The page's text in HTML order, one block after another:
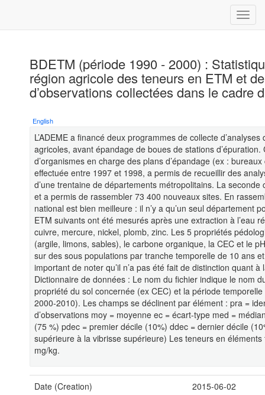
BDETM (période 1990 - 2000) :
région agricole des teneurs en ETM et
d’observations collectées dans le cadre
English
L’ADEME a financé deux programmes de collecte
agricoles, avant épandage de boues de stations
d’organismes en charge des plans d’épandage (ex :
effectuée entre 1997 et 1998, a permis de recueillir des
d’une trentaine de départements métropolitains. La
et a permis de rassembler 73 400 nouveaux sites. En
national est bien meilleure : il n’y a qu’un seul département
ETM suivants ont été mesurés après une extraction à l’eau
cuivre, mercure, nickel, plomb, zinc. Les 5 propriétés
(argile, limons, sables), le carbone organique, la CEC et le
sur des sous populations par tranche temporelle de 10 ans
important de noter qu’il n’a pas été fait de distinction quant
Dictionnaire de données : Le nom du fichier indique le nom
propriété du sol concernée (ex CEC) et la période
2000-2010). Les champs se déclinent par élément : pra =
d’observations moy = moyenne ec = écart-type med =
(75 %) pdec = premier décile (10%) ddec = dernier décile
supérieure à la vibrisse supérieure) Les teneurs en
mg/kg.
Date (Creation)
2015-06-02